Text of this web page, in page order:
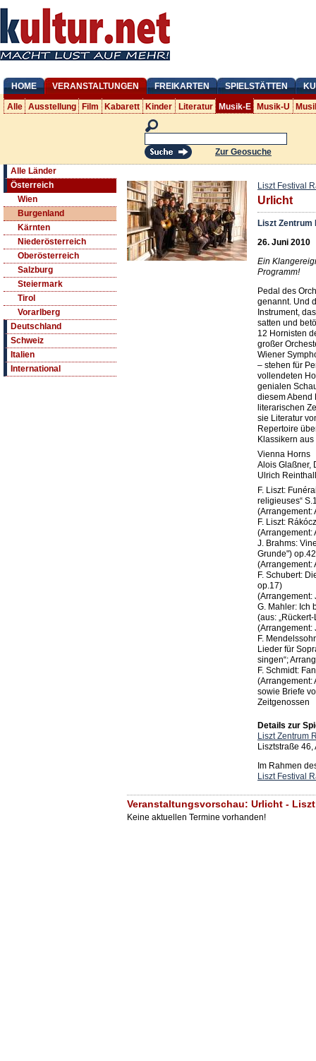
HOME VERANSTALTUNGEN FREIKARTEN SPIELSTÄTTEN
Alle Ausstellung Film Kabarett Kinder Literatur Musik-E Musik-U
Zur Geosuche
Alle Länder
Österreich
Wien
Burgenland
Kärnten
Niederösterreich
Oberösterreich
Salzburg
Steiermark
Tirol
Vorarlberg
Deutschland
Schweiz
Italien
International
Liszt Festival
Urlicht
Liszt Zentrum
26. Juni 2010
Ein
Programm!
Pedal des
genannt. Und
Instrument,
satten und
12 Hornisten
großer
Wiener
– stehen für
vollendeten
genialen
diesem Abend
literarischen
sie Literatur
Repertoire
Klassikern
Vienna Horns
Alois Glaßner,
Ulrich
F. Liszt:
religieuses“
(Arrangement:
F. Liszt:
(Arrangement:
J. Brahms:
Grunde")
(Arrangement:
F. Schubert:
op.17)
(Arrangement:
G. Mahler: Ich
(aus: „Rückert-
(Arrangement:
F.
Lieder für
singen“;
F. Schmidt:
(Arrangement:
sowie Briefe
Zeitgenossen
Details zur
Liszt Zentrum
Lisztstraße
Im Rahmen
Liszt Festival
Veranstaltungsvorschau: Urlicht -
Keine aktuellen Termine vorhanden!